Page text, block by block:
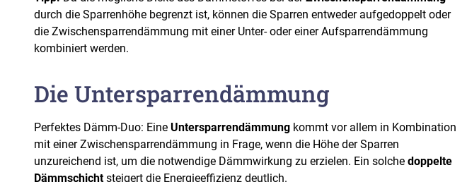
durch die Sparrenhöhe begrenzt ist, können die Sparren entweder aufgedoppelt oder
die Zwischensparrendämmung mit einer Unter- oder einer Aufsparrendämmung
kombiniert werden.
Die Untersparrendämmung
Perfektes Dämm-Duo: Eine Untersparrendämmung kommt vor allem in Kombination
mit einer Zwischensparrendämmung in Frage, wenn die Höhe der Sparren
unzureichend ist, um die notwendige Dämmwirkung zu erzielen. Ein solche doppelte
Dämmschichtsteigert die Energieeffizienz deutlich.